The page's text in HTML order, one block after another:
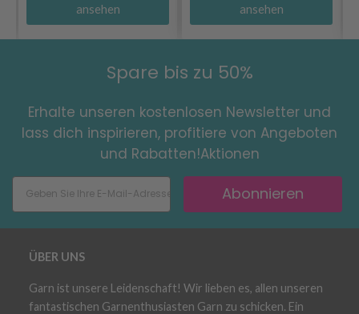
ansehen
ansehen
Spare bis zu 50%
Erhalte unseren kostenlosen Newsletter und
lass dich inspirieren, profitiere von Angeboten
und Rabatten!Aktionen
Abonnieren
ÜBER UNS
Garn ist unsere Leidenschaft! Wir lieben es, allen unseren
fantastischen Garnenthusiasten Garn zu schicken. Ein